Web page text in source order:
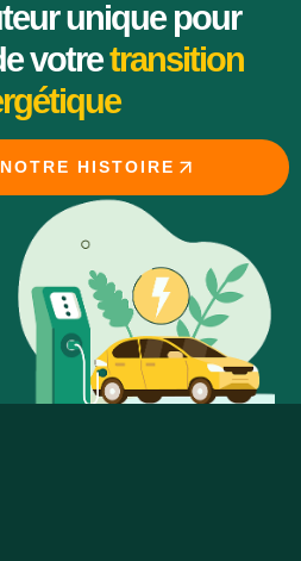
unique pour
votretransition
HISTOIRE